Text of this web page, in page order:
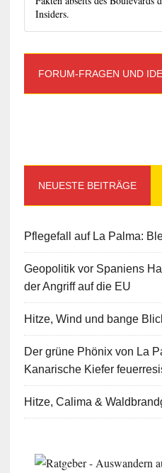
Insiders.
FORUM-FRAGEN UND
NEUESTE BEITRÄGE
Pflegefall auf La Palma:
Geopolitik vor Spaniens
der Angriff auf die EU
Hitze, Wind und bange
Der grüne Phönix von La
Kanarische Kiefer
Hitze, Calima &